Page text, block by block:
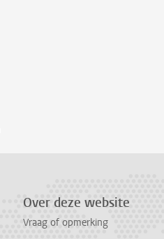
Over deze website
Vraag of opmerking